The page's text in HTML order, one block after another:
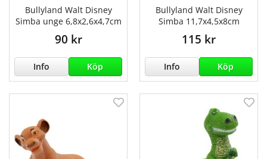
Bullyland Walt Disney
Simba unge 6,8x2,6x4,7cm
90 kr
Info Köp
Bullyland Walt Disney
Simba 11,7x4,5x8cm
115 kr
Info Köp